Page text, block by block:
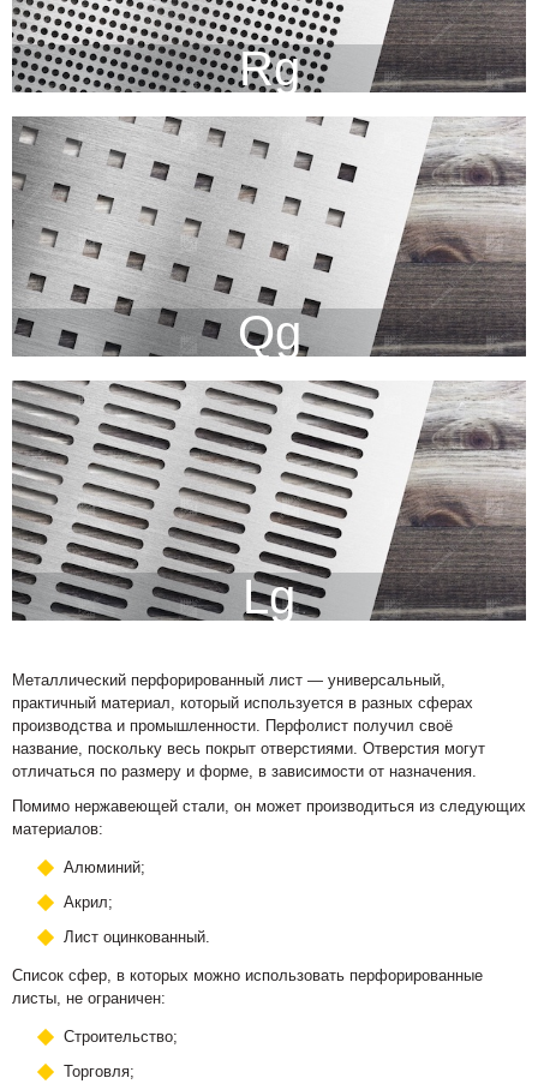
Rg
Qg
Lg
Металлический перфорированный лист — универсальный,
практичный материал, который используется в разных сферах
производства и промышленности. Перфолист получил своё
название, поскольку весь покрыт отверстиями. Отверстия могут
отличаться по размеру и форме, в зависимости от назначения.
Помимо нержавеющей стали, он может производиться из следующих
материалов:
Алюминий;
Акрил;
Лист оцинкованный.
Список сфер, в которых можно использовать перфорированные
листы, не ограничен:
Строительство;
Торговля;